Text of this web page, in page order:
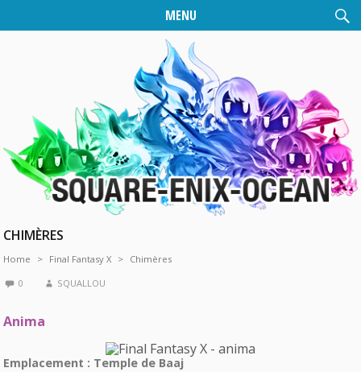
MENU
CHIMÈRES
Home Final Fantasy X
Chimères
0
SQUALLOU
Anima
Emplacement : Temple de Baaj